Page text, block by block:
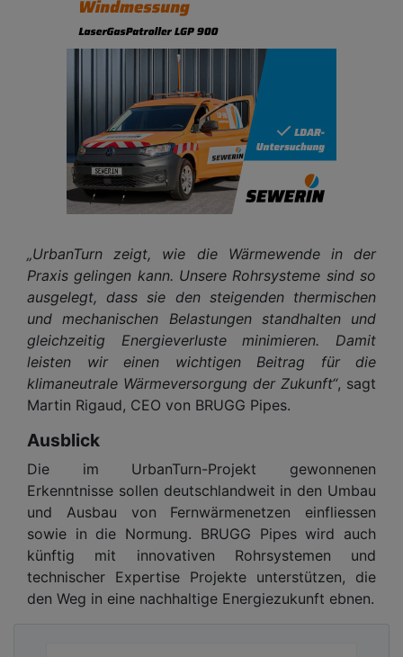
„UrbanTurn zeigt, wie die Wärmewende in der
Praxis gelingen kann. Unsere Rohrsysteme sind so
ausgelegt, dass sie den steigenden thermischen
und mechanischen Belastungen standhalten und
gleichzeitig Energieverluste minimieren. Damit
leisten wir einen wichtigen Beitrag für die
klimaneutrale Wärmeversorgung der Zukunft“, sagt
Martin Rigaud, CEO von BRUGG Pipes.
Ausblick
Die im UrbanTurn-Projekt gewonnenen
Erkenntnisse sollen deutschlandweit in den Umbau
und Ausbau von Fernwärmenetzen einfliessen
sowie in die Normung. BRUGG Pipes wird auch
künftig mit innovativen Rohrsystemen und
technischer Expertise Projekte unterstützen, die
den Weg in eine nachhaltige Energiezukunft ebnen.